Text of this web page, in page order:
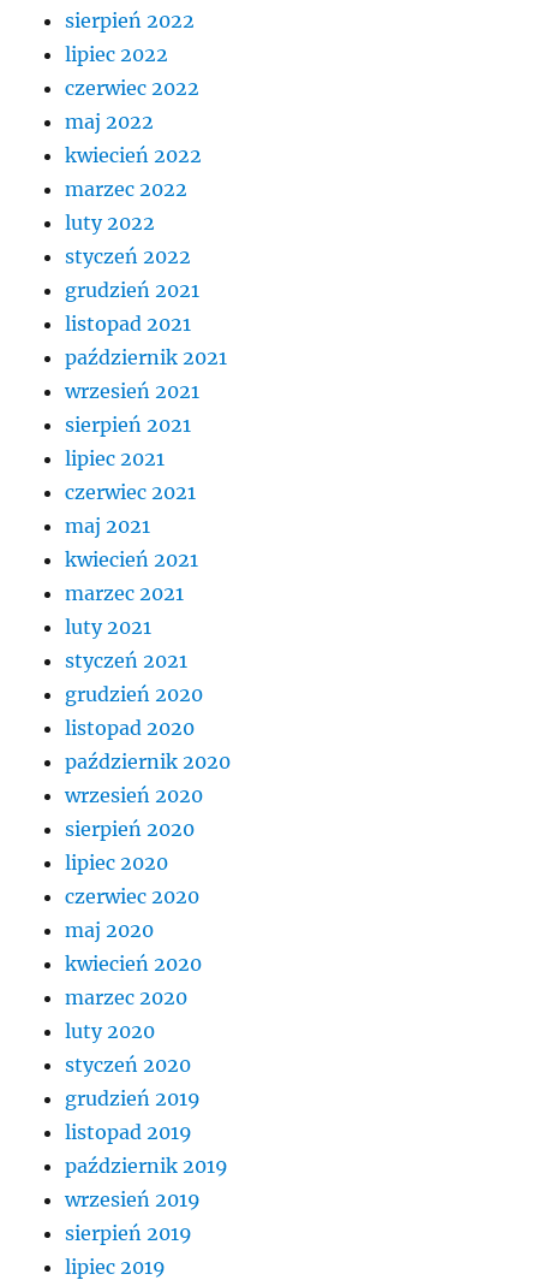
sierpień 2022
lipiec 2022
czerwiec 2022
maj 2022
kwiecień 2022
marzec 2022
luty 2022
styczeń 2022
grudzień 2021
listopad 2021
październik 2021
wrzesień 2021
sierpień 2021
lipiec 2021
czerwiec 2021
maj 2021
kwiecień 2021
marzec 2021
luty 2021
styczeń 2021
grudzień 2020
listopad 2020
październik 2020
wrzesień 2020
sierpień 2020
lipiec 2020
czerwiec 2020
maj 2020
kwiecień 2020
marzec 2020
luty 2020
styczeń 2020
grudzień 2019
listopad 2019
październik 2019
wrzesień 2019
sierpień 2019
lipiec 2019